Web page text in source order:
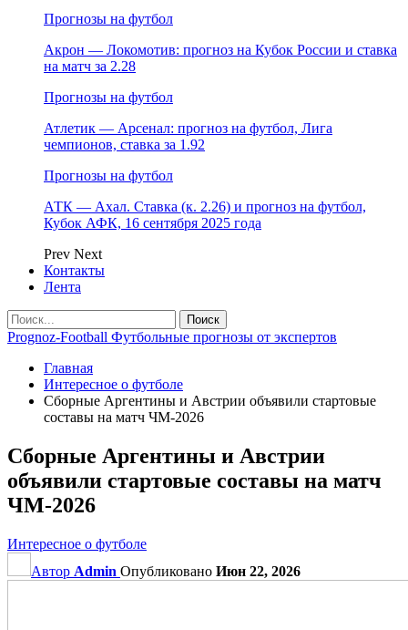
Прогнозы на футбол
Акрон — Локомотив: прогноз на Кубок России и ставка
на матч за 2.28
Прогнозы на футбол
Атлетик — Арсенал: прогноз на футбол, Лига
чемпионов, ставка за 1.92
Прогнозы на футбол
АТК — Ахал. Ставка (к. 2.26) и прогноз на футбол,
Кубок АФК, 16 сентября 2025 года
Prev Next
Контакты
Лента
Prognoz-Football Футбольные прогнозы от экспертов
Главная
Интересное о футболе
Сборные Аргентины и Австрии объявили стартовые
составы на матч ЧМ‑2026
Сборные Аргентины и Австрии
объявили стартовые составы на матч
ЧМ‑2026
Интересное о футболе
Автор Admin Опубликовано Июн 22, 2026